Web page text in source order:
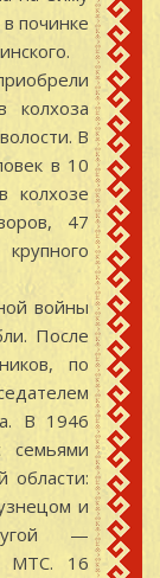
починке
В
в 10
колхозе
47
войны
После
по
В 1946
семьями
области:
и
—
МТС. 16